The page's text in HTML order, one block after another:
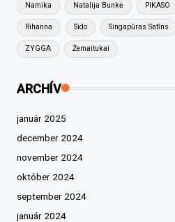
Namika Natalija Bunkė PIKASO
Rihanna Sido Singapūras Satīns
ZYGGA Žemaitukai
ARCHÍV
január 2025
december 2024
november 2024
október 2024
september 2024
január 2024